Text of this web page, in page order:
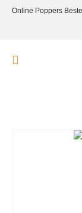
Online Poppers